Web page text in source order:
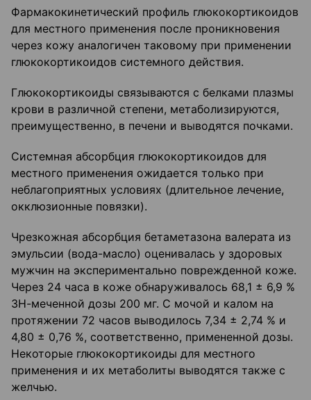
Фармакокинетический профиль глюкокортикоидов
для местного применения после проникновения
через кожу аналогичен таковому при применении
глюкокортикоидов системного действия.
Глюкокортикоиды связываются с белками плазмы
крови в различной степени, метаболизируются,
преимущественно, в печени и выводятся почками.
Системная абсорбция глюкокортикоидов для
местного применения ожидается только при
неблагоприятных условиях (длительное лечение,
окклюзионные повязки).
Чрезкожная абсорбция бетаметазона валерата из
эмульсии (вода-масло) оценивалась у здоровых
мужчин на экспериментально поврежденной коже.
Через 24 часа в коже обнаруживалось 68,1 ± 6,9 %
3Н-меченной дозы 200 мг. С мочой и калом на
протяжении 72 часов выводилось 7,34 ± 2,74 % и
4,80 ± 0,76 %, соответственно, примененной дозы.
Некоторые глюкокортикоиды для местного
применения и их метаболиты выводятся также с
желчью.